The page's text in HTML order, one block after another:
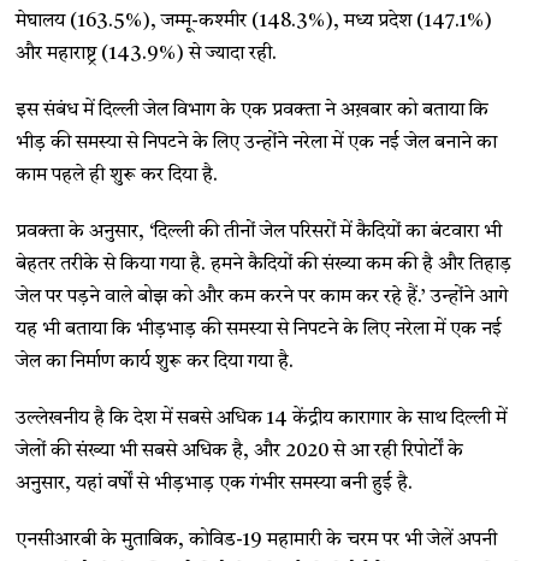
मेघालय (163.5%), जम्मू-कश्मीर (148.3%), मध्य प्रदेश (147.1%)
और महाराष्ट्र (143.9%) से ज्यादा रही.
इस संबंध में दिल्ली जेल विभाग के एक प्रवक्ता ने अख़बार को बताया कि
भीड़ की समस्या से निपटने के लिए उन्होंने नरेला में एक नई जेल बनाने का
काम पहले ही शुरू कर दिया है.
प्रवक्ता के अनुसार, ‘दिल्ली की तीनों जेल परिसरों में कैदियों का बंटवारा भी
बेहतर तरीके से किया गया है. हमने कैदियों की संख्या कम की है और तिहाड़
जेल पर पड़ने वाले बोझ को और कम करने पर काम कर रहे हैं.’ उन्होंने आगे
यह भी बताया कि भीड़भाड़ की समस्या से निपटने के लिए नरेला में एक नई
जेल का निर्माण कार्य शुरू कर दिया गया है.
उल्लेखनीय है कि देश में सबसे अधिक 14 केंद्रीय कारागार के साथ दिल्ली में
जेलों की संख्या भी सबसे अधिक है, और 2020 से आ रही रिपोर्टों के
अनुसार, यहां वर्षों से भीड़भाड़ एक गंभीर समस्या बनी हुई है.
एनसीआरबी के मुताबिक, कोविड-19 महामारी के चरम पर भी जेलें अपनी